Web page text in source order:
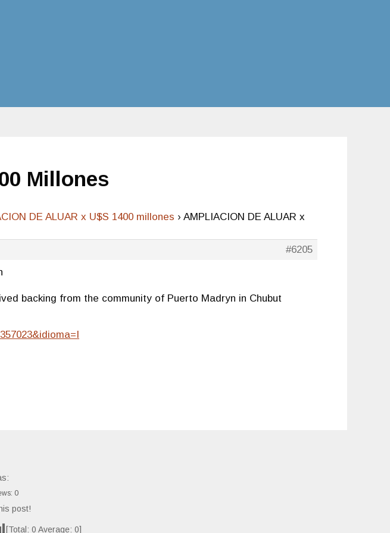
Millones
DE ALUAR x U$S 1400 millones › AMPLIACION DE ALUAR x
#6205
backing from the community of Puerto Madryn in Chubut
0
post!
[Total: 0 Average: 0]